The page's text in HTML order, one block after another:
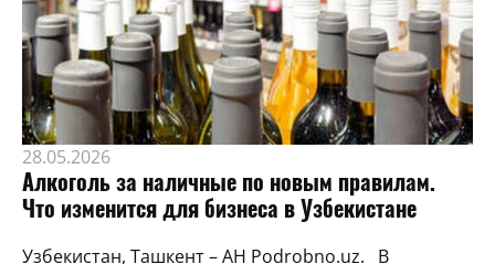
28.05.2026
Алкоголь за наличные по новым правилам.
Что изменится для бизнеса в Узбекистане
Узбекистан, Ташкент – АН Podrobno.uz. В